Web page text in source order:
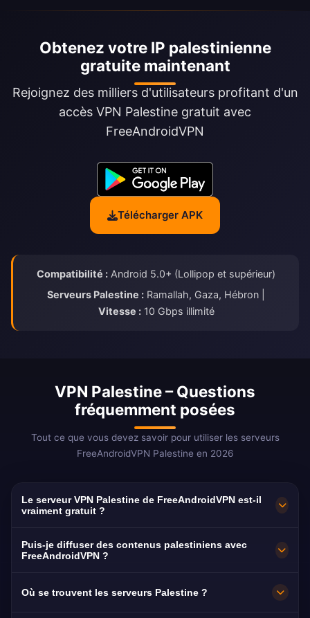
Obtenez votre IP palestinienne
gratuite maintenant
Rejoignez des milliers d'utilisateurs profitant d'un
accès VPN Palestine gratuit avec
FreeAndroidVPN
Télécharger APK
Compatibilité : Android 5.0+ (Lollipop et supérieur)
Serveurs Palestine : Ramallah, Gaza, Hébron |
Vitesse :10 Gbps illimité
VPN Palestine – Questions
fréquemment posées
Tout ce que vous devez savoir pour utiliser les serveurs
FreeAndroidVPN Palestine en 2026
Le serveur VPN Palestine de FreeAndroidVPN est-il
vraiment gratuit ?
FreeAndroidVPN sont 100% gratuits sans frais
requise. Accès illimité aux serveurs VPN
Puis-je diffuser des contenus palestiniens avec
FreeAndroidVPN ?
pour la diffusion de plateformes palestiniennes
Où se trouvent les serveurs Palestine ?